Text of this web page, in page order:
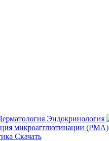
Эндокринология
микроагглютинации (РМА)
Скачать